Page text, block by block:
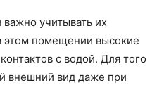
учитывать их
этом помещении высокие
с водой. Для того
внешний вид даже при